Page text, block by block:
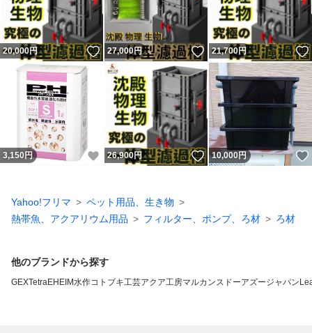
20,000円 いいね！
27,000円 いいね！
21,700円
3,150円 いいね！
26,900円 いいね！
10,000円
Yahoo!フリマ
ペット用品、生き物
熱帯魚、アクアリウム用品
フィルター、ポンプ、ろ材 ろ材
他のブランドから探す
GEXTetraEHEIM水作コトブキ工芸アクア工房マルカンスドーアズージャパン